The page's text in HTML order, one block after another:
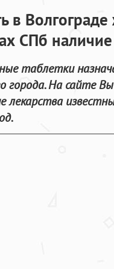
в
СПб наличие
таблетки
города. На сайте
лекарства